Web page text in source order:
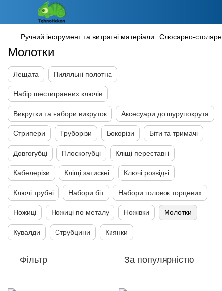
Ручний інструмент та витратні матеріали Слюсарно-
Молотки
Лещата Пиляльні полотна
Набір шестигранних ключів
Викрутки та набори викруток Аксесуари до шурупокрута
Стрипери Труборізи Бокорізи Біти та тримачі
Довгогубці Плоскогубці Кліщі переставні
Кабелерізи Кліщі затискні Ключі розвідні
Ключі трубні Набори біт Набори головок торцевих
Ножиці Ножиці по металу Ножівки Молотки
Кувалди Струбцини Киянки
Фільтр За популярністю